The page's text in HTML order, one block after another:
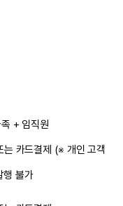
+ 임직원
는 카드결제 (※ 개인 고객
행 불가